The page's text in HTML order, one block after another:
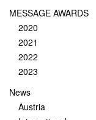
MESSAGE AWARDS
2020
2021
2022
2023
News
Austria